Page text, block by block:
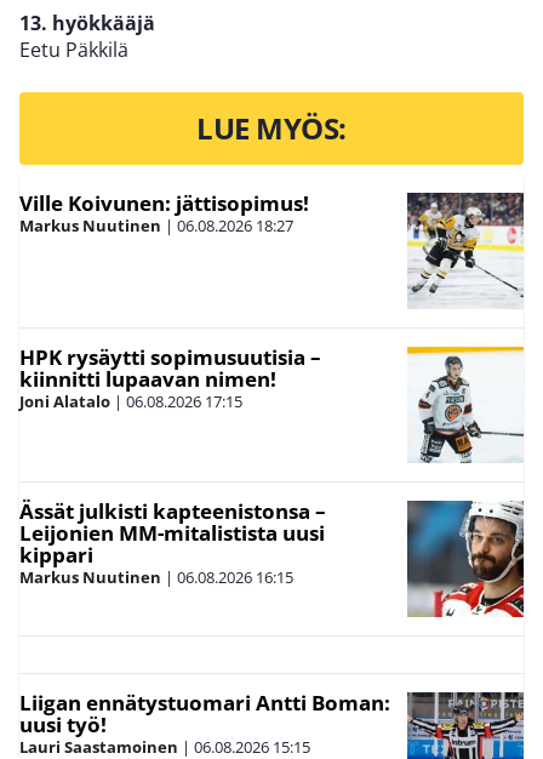
13. hyökkääjä
Eetu Päkkilä
LUE MYÖS:
Ville Koivunen: jättisopimus!
Markus Nuutinen | 06.08.2026 18:27
HPK rysäytti sopimusuutisia –
kiinnitti lupaavan nimen!
Joni Alatalo | 06.08.2026 17:15
Ässät julkisti kapteenistonsa –
Leijonien MM-mitalistista uusi
kippari
Markus Nuutinen | 06.08.2026 16:15
Liigan ennätystuomari Antti Boman:
uusi työ!
Lauri Saastamoinen | 06.08.2026 15:15